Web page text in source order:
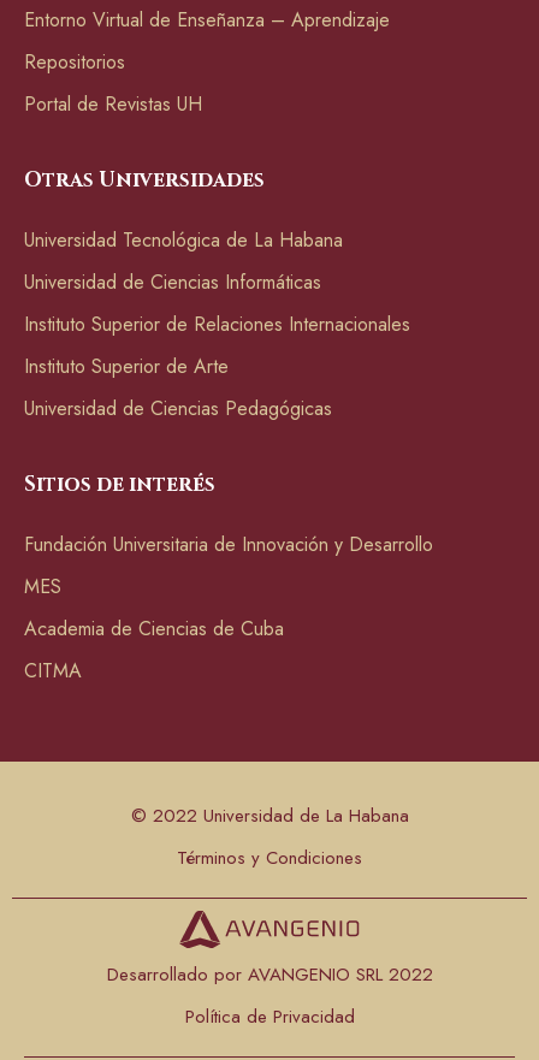
Entorno Virtual de Enseñanza – Aprendizaje
Repositorios
Portal de Revistas UH
Otras Universidades
Universidad Tecnológica de La Habana
Universidad de Ciencias Informáticas
Instituto Superior de Relaciones Internacionales
Instituto Superior de Arte
Universidad de Ciencias Pedagógicas
Sitios de interés
Fundación Universitaria de Innovación y Desarrollo
MES
Academia de Ciencias de Cuba
CITMA
© 2022 Universidad de La Habana
Términos y Condiciones
Desarrollado por AVANGENIO SRL 2022
Política de Privacidad